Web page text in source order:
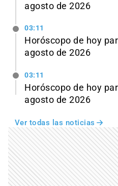
agosto de 2026
03:11
Horóscopo de hoy
agosto de 2026
03:11
Horóscopo de hoy
agosto de 2026
Ver todas las noticias